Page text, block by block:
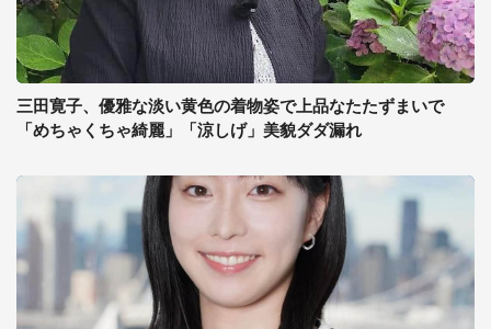
三田寛子、優雅な淡い黄色の着物姿で上品なたたずまいで
「めちゃくちゃ綺麗」「涼しげ」美貌ダダ漏れ